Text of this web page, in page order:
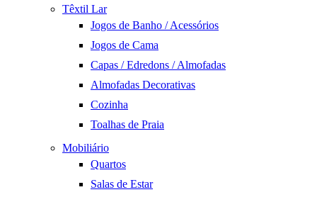
Têxtil Lar
Jogos de Banho / Acessórios
Jogos de Cama
Capas / Edredons / Almofadas
Almofadas Decorativas
Cozinha
Toalhas de Praia
Mobiliário
Quartos
Salas de Estar